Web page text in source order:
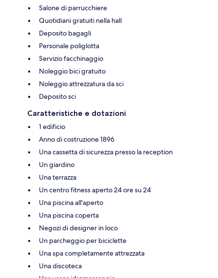
Salone di parrucchiere
Quotidiani gratuiti nella hall
Deposito bagagli
Personale poliglotta
Servizio facchinaggio
Noleggio bici gratuito
Noleggio attrezzatura da sci
Deposito sci
Caratteristiche e dotazioni
1 edificio
Anno di costruzione 1896
Una cassetta di sicurezza presso la reception
Un giardino
Una terrazza
Un centro fitness aperto 24 ore su 24
Una piscina all'aperto
Una piscina coperta
Negozi di designer in loco
Un parcheggio per biciclette
Una spa completamente attrezzata
Una discoteca